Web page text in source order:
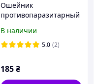
Ошейник
противопаразитарный
Wicker ярко-желтый 35
см AnimAll VetLine
В наличии
5.0 (2)
185 ₴